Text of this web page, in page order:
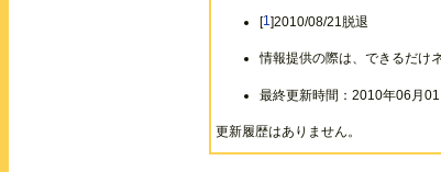
[1]2010/08/21脱退
情報提供の際は、できるだけ
最終更新時間：2010年06月
更新履歴はありません。